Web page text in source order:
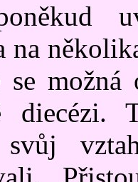
na
se možná
diecézi.
svůj